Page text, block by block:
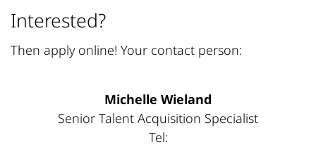
Interested?
Then apply online! Your contact person:
Michelle Wieland
Senior Talent Acquisition Specialist
Tel: